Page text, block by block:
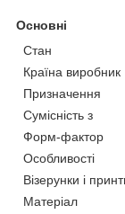
Основні
Стан
Країна виробник
Призначення
Сумісність з
Форм-фактор
Особливості
Візерунки і
Матеріал